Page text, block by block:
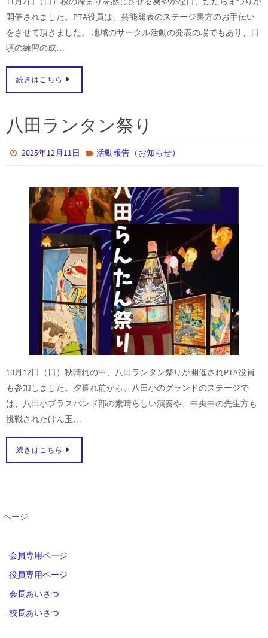
開催されました。PTA役員は、芸能発表のステージ裏方のお手伝い
をさせて頂きました。 地域のサークル活動の発表の場でもあり、日
頃の練習の成…
続きはこちら
八田ランタン祭り
2025年12月11日 活動報告（お知らせ）
10月12日（日）秋晴れの中、八田ランタン祭りが開催されPTA役員
も参加しました。夕暮れ前から、八田小のグランドのステージで
は、八田小ブラスバンド部の素晴らしい演奏や、中央中の先生方も
挑戦されたけん玉…
続きはこちら
ページ
会員専用ページ
役員専用ページ
会長あいさつ
校長あいさつ